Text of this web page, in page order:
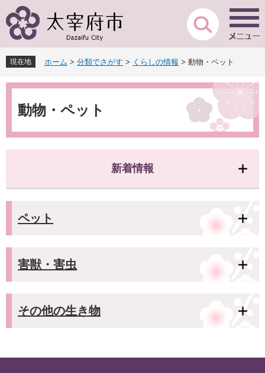
ー
先
頭
で
ニ
を
飛
ば
現在地 ホーム > 分類でさがす > くらしの情報 > 動物・ペット
本
動物・ペット
新着情報
ペット
害獣・害虫
その他の生き物